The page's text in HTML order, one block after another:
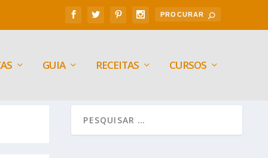
GUIA RECEITAS CURSOS